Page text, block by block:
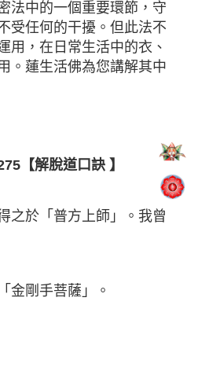
法中的一個重要環節，守
受任何的干擾。但此法不
用，在日常生活中的衣、
。蓮生活佛為您講解其中
【解脫道口訣 】
之於「普方上師」。我曾
金剛手菩薩」。